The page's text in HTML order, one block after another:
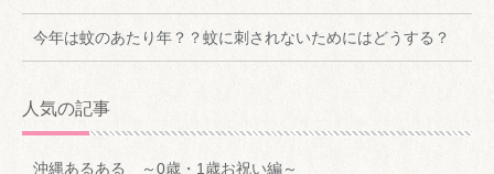
今年は蚊のあたり年？？蚊に刺されないためにはどうする？
人気の記事
沖縄あるある ～0歳・1歳お祝い編～